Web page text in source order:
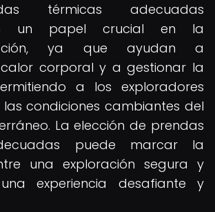
térmicas adecuadas
un papel crucial en la
ya que ayudan a
corporal y a gestionar la
a los exploradores
condiciones cambiantes del
La elección de prendas
puede marcar la
una exploración segura y
experiencia desafiante y